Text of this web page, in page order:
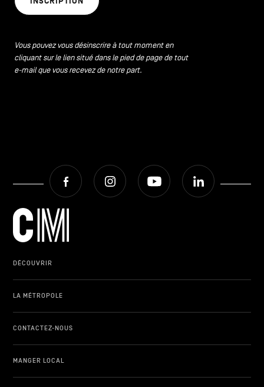
secondaire
COOKIES POLICY
NL EN
Vous pouvez vous désinscrire à tout moment en
cliquant sur le lien situé dans le pied de page de tout
e-mail que vous recevez de notre part.
Facebook Instagram Youtube
DÉCOUVRIR
LA MÉTROPOLE
CONTACTEZ-NOUS
MANGER LOCAL